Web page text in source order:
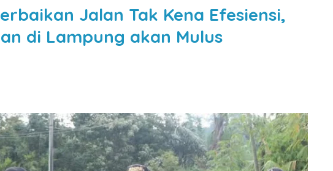
Jalan Tak Kena Efesiensi,
di Lampung akan Mulus